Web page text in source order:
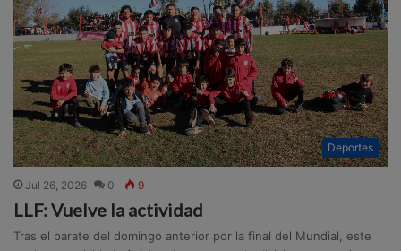
Deportes
Jul 26, 2026 0 9
LLF: Vuelve la actividad
Tras el parate del domingo anterior por la final del Mundial, este